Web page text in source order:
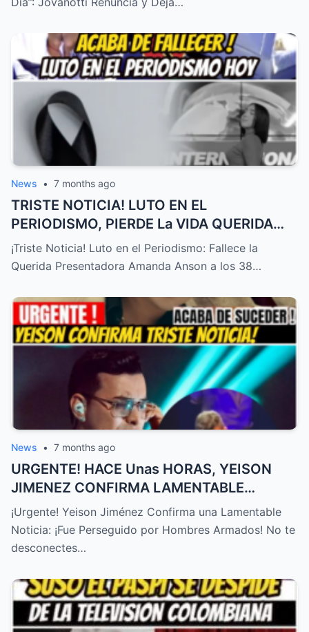
News • 7 months ago
TRISTE NOTICIA! LUTO EN EL
PERIODISMO, PIERDE La VIDA QUERIDA
PRESENTADORA HOY! – HTT
¡Triste Noticia! Luto en el Periodismo: Fallece la
Querida Presentadora Amanda Anson a los 38…
News • 7 months ago
URGENTE! HACE Unas HORAS, YEISON
JIMENEZ CONFIRMA LAMENTABLE
NOTICIA, NO LO ESPERABA,TRISTE
NOTICIA! – HTT
¡Urgente! Yeison Jiménez Confirma una Lamentable
Noticia: ¡Fue Perseguido por Hombres Armados! No te
desconectes…